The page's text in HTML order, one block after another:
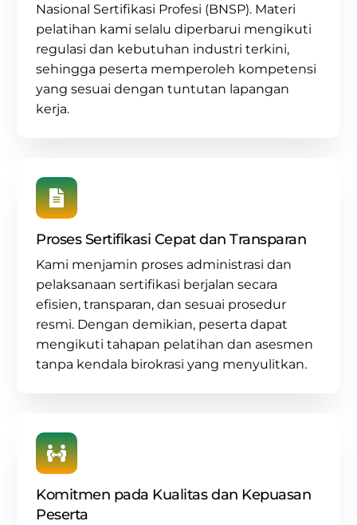
Nasional Sertifikasi Profesi (BNSP). Materi
pelatihan kami selalu diperbarui mengikuti
regulasi dan kebutuhan industri terkini,
sehingga peserta memperoleh kompetensi
yang sesuai dengan tuntutan lapangan
kerja.
Proses Sertifikasi Cepat dan Transparan
Kami menjamin proses administrasi dan
pelaksanaan sertifikasi berjalan secara
efisien, transparan, dan sesuai prosedur
resmi. Dengan demikian, peserta dapat
mengikuti tahapan pelatihan dan asesmen
tanpa kendala birokrasi yang menyulitkan.
Komitmen pada Kualitas dan Kepuasan
Peserta